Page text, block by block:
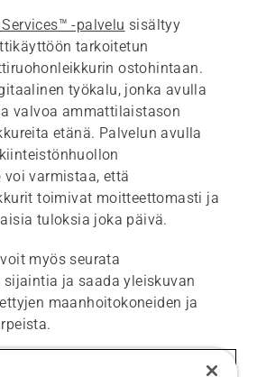
-palvelu sisältyy
tarkoitetun
ostohintaan.
työkalu, jonka avulla
valvoa ammattilaistason
etänä. Palvelun avulla
varmistaa, että
toimivat moitteettomasti ja
tuloksia joka päivä.
myös seurata
sijaintia ja saada yleiskuvan
maanhoitokoneiden ja